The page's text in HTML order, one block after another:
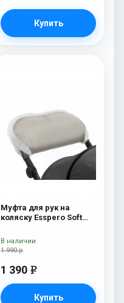
Купить
Муфта для рук на
коляску Esspero Soft
1 990 р
1 390 e
Купить
В наличии